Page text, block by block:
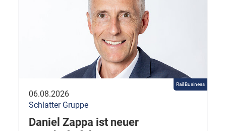
Rail Business
06.08.2026
Schlatter Gruppe
Daniel Zappa ist neuer